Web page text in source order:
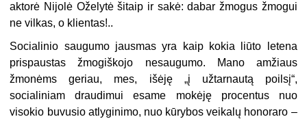
aktorė Nijolė Oželytė šitaip ir sakė: dabar žmogus žmogui
ne vilkas, o klientas!..
Socialinio saugumo jausmas yra kaip kokia liūto letena
prispaustas žmogiškojo nesaugumo. Mano amžiaus
žmonėms geriau, mes, išėję „į užtarnautą poilsį“,
socialiniam draudimui esame mokėję procentus nuo
visokio buvusio atlyginimo, nuo kūrybos veikalų honoraro –